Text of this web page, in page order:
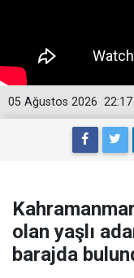
22:17
05 Ağustos 2026
olan yaşlı
barajda